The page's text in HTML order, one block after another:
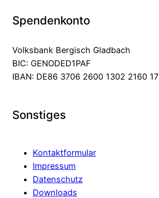
Spendenkonto
Volksbank Bergisch Gladbach
BIC: GENODED1PAF
IBAN: DE86 3706 2600 1302 2160 17
Sonstiges
Kontaktformular
Impressum
Datenschutz
Downloads